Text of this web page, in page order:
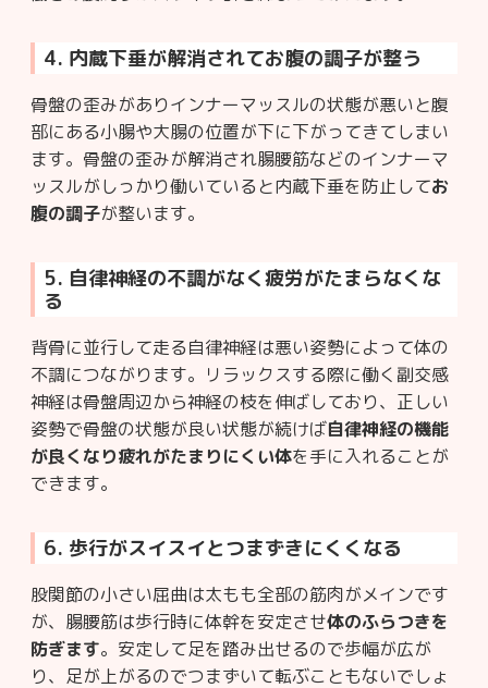
4. 内蔵下垂が解消されてお腹の調子が整う
骨盤の歪みがありインナーマッスルの状態が悪いと腹
部にある小腸や大腸の位置が下に下がってきてしまい
ます。骨盤の歪みが解消され腸腰筋などのインナーマ
ッスルがしっかり働いていると内蔵下垂を防止してお
腹の調子が整います。
5. 自律神経の不調がなく疲労がたまらなくな
る
背骨に並行して走る自律神経は悪い姿勢によって体の
不調につながります。リラックスする際に働く副交感
神経は骨盤周辺から神経の枝を伸ばしており、正しい
姿勢で骨盤の状態が良い状態が続けば自律神経の機能
が良くなり疲れがたまりにくい体を手に入れることが
できます。
6. 歩行がスイスイとつまずきにくくなる
股関節の小さい屈曲は太もも全部の筋肉がメインです
が、腸腰筋は歩行時に体幹を安定させ体のふらつきを
防ぎます。安定して足を踏み出せるので歩幅が広が
り、足が上がるのでつまずいて転ぶこともないでしょ